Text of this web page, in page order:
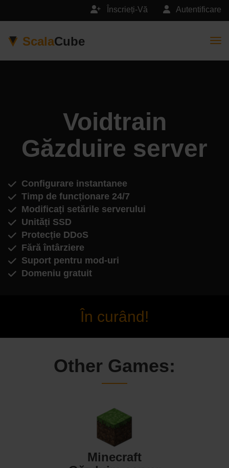
Autentificare
Înscrieți-Vă
ScalaCube
Voidtrain
Găzduire server
Configurare instantanee
Timp de funcționare 24/7
Modificați setările serverului
Unități SSD
Protecție DDoS
Fără întârziere
Suport pentru mod-uri
Domeniu gratuit
În curând!
Other Games:
Minecraft